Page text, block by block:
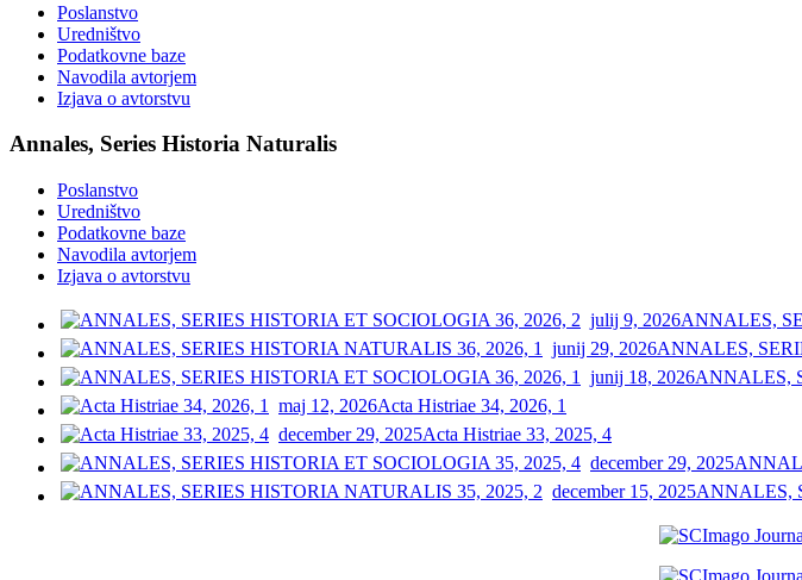
Poslanstvo
Uredništvo
Podatkovne baze
Navodila avtorjem
Izjava o avtorstvu
Annales, Series Historia Naturalis
Poslanstvo
Uredništvo
Podatkovne baze
Navodila avtorjem
Izjava o avtorstvu
julij 9, 2026ANNALES,
junij 29, 2026ANNALES,
junij 18, 2026ANNALES,
maj 12, 2026Acta Histriae 34, 2026, 1
december 29, 2025Acta Histriae 33, 2025, 4
december 29, 2025
december 15, 2025ANNALES,